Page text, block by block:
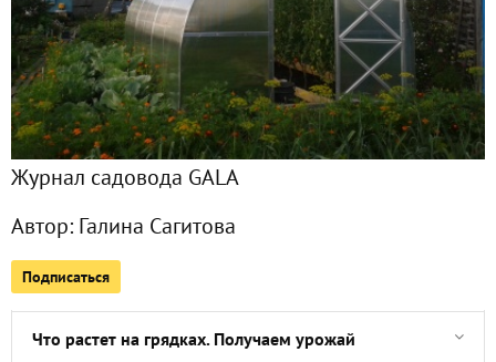
Журнал садовода GALA
Автор: Галина Сагитова
Подписаться
Мамин огород
Не парадный выезд на дачу. И о погоде (фоторепортаж)
Юлины куклы
Весна. Мой дневник посевной 2018
Ловкость рук (дачные поделки из ничего)
Что растет на грядках. Получаем урожай